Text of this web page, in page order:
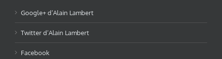
Google+ d’Alain Lambert
Twitter d’Alain Lambert
Facebook